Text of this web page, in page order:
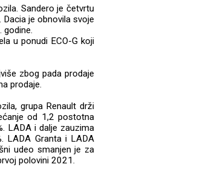
Sandero je četvrtu
je obnovila svoje
godine.
u ponudi ECO-G koji
zbog pada prodaje
prodaje.
grupa Renault drži
od 1,2 postotna
LADA i dalje zauzima
LADA Granta i LADA
udeo smanjen je za
polovini 2021.